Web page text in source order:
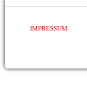
IMPRESSUM